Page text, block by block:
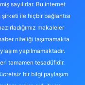
sayılırlar. Bu internet
ile hiçbir bağlantısı
makaleler
niteliği taşımamakta
yapılmamaktadır.
tamamen tesadüfidir.
bir bilgi paylaşım